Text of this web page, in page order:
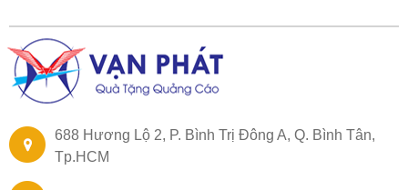
688 Hương Lộ 2, P. Bình Trị Đông A, Q. Bình Tân,
Tp.HCM